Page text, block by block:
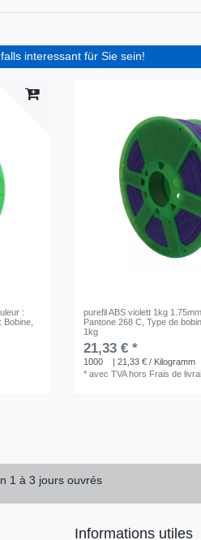
interessant für Sie sein!
:
Bobine
purefil ABS violett 1kg 1.75mm
Pantone 268 C , Type de
1kg
21,33 € *
1000
| 21,33 € / Kilogramm
*avec TVAhors Frais de
1 à 3 jours ouvrés
Informations utiles